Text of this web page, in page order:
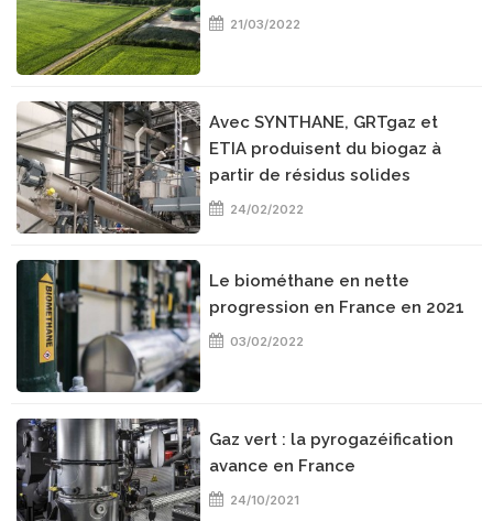
21/03/2022
Avec SYNTHANE, GRTgaz et
ETIA produisent du biogaz à
partir de résidus solides
24/02/2022
Le biométhane en nette
progression en France en 2021
03/02/2022
Gaz vert : la pyrogazéification
avance en France
24/10/2021